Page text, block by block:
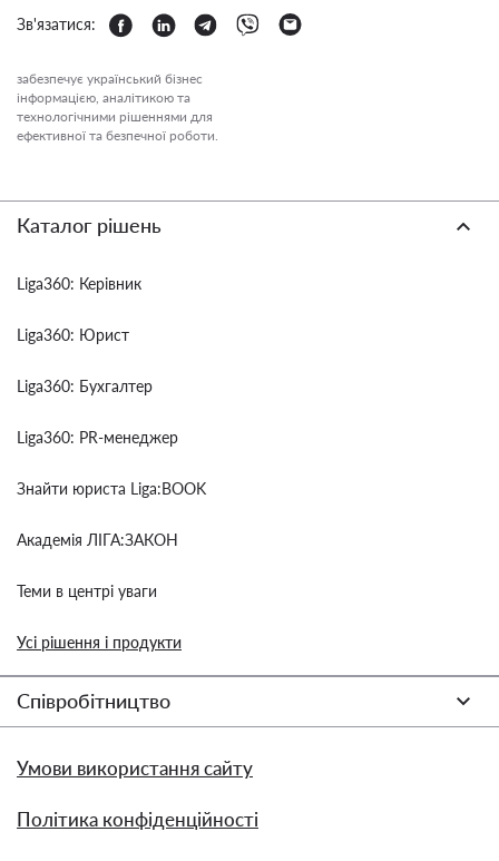
Зв'язатися:
забезпечує український бізнес
інформацією, аналітикою та
технологічними рішеннями для
ефективної та безпечної роботи.
Каталог рішень
Liga360: Керівник
Liga360: Юрист
Liga360: Бухгалтер
Liga360: PR-менеджер
Знайти юриста Liga:BOOK
Академія ЛІГА:ЗАКОН
Теми в центрі уваги
Усі рішення і продукти
Співробітництво
Умови використання сайту
Політика конфіденційності